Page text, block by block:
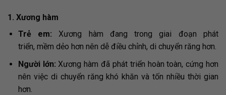
1. Xương hàm
Trẻ em: Xương hàm đang trong giai đoạn phát
triển, mềm dẻo hơn nên dễ điều chỉnh, di chuyển răng hơn.
Người lớn: Xương hàm đã phát triển hoàn toàn, cứng hơn
nên việc di chuyển răng khó khăn và tốn nhiều thời gian
hơn.